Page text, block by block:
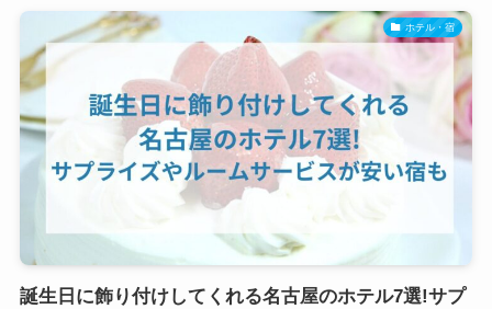
ホテル・宿
誕生日に飾り付けしてくれる名古屋のホテル7選!サプ